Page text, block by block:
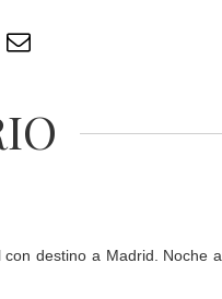
destino a Madrid. Noche a